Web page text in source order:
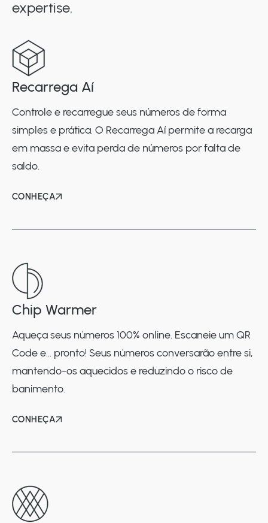
expertise.
Recarrega Aí
Controle e recarregue seus números de forma
simples e prática. O Recarrega Aí permite a recarga
em massa e evita perda de números por falta de
saldo.
CONHEÇA
Chip Warmer
Aqueça seus números 100% online. Escaneie um QR
Code e... pronto! Seus números conversarão entre si,
mantendo-os aquecidos e reduzindo o risco de
banimento.
CONHEÇA